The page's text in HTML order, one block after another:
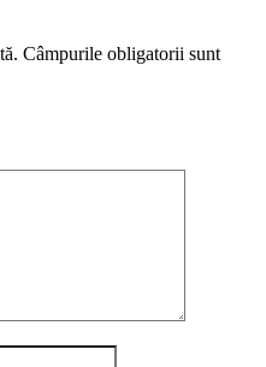
Câmpurile obligatorii sunt